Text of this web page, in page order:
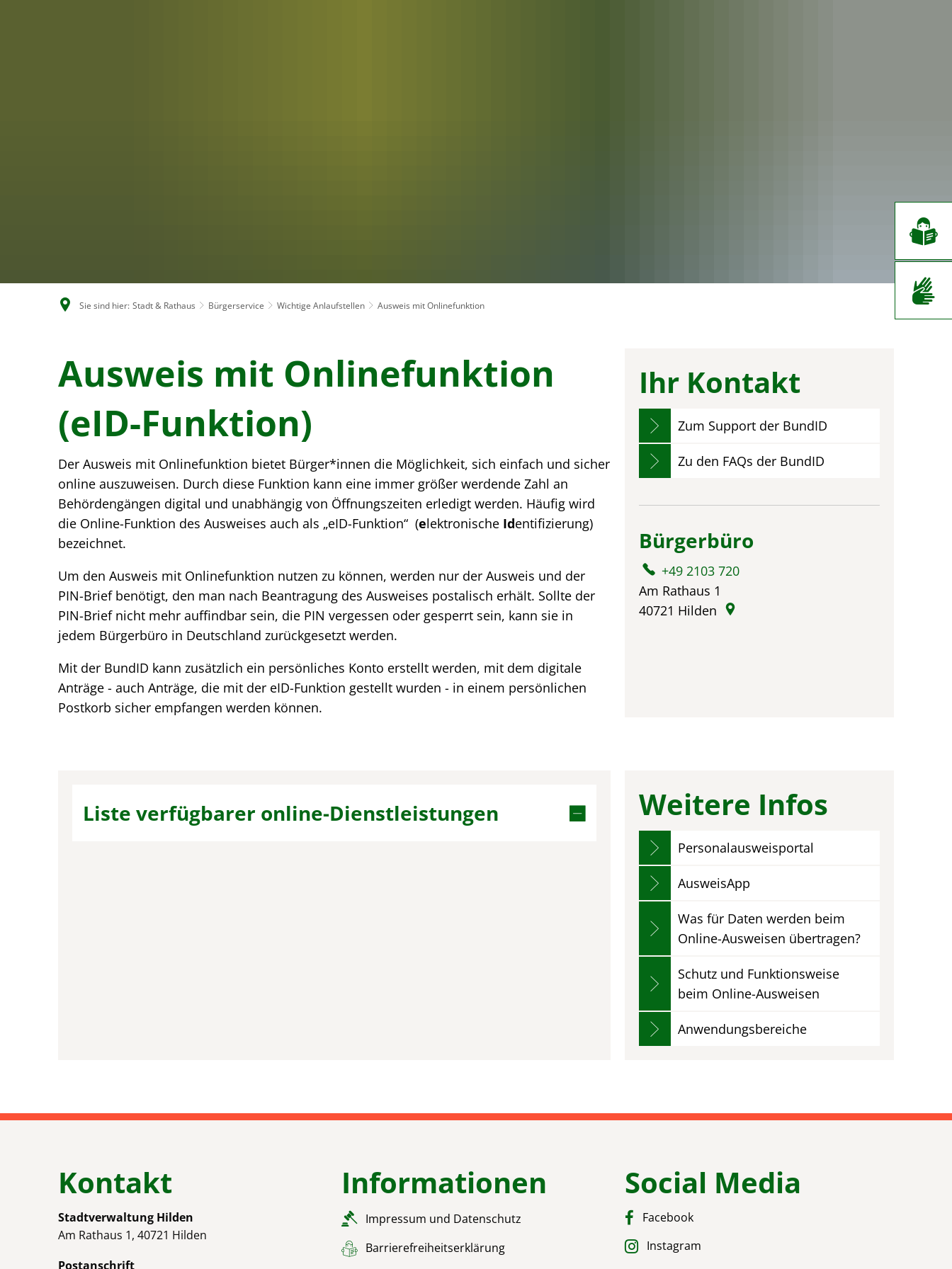
CS
Sie sind hier: Stadt & Rathaus Bürgerservice Wichtige Anlaufstellen Ausweis mit Onlinefunktion
Ausweis mit Onlinefunktion
(eID-Funktion)
Der Ausweis mit Onlinefunktion bietet Bürger*innen die Möglichkeit, sich einfach und sicher
online auszuweisen. Durch diese Funktion kann eine immer größer werdende Zahl an
Behördengängen digital und unabhängig von Öffnungszeiten erledigt werden. Häufig wird
die Online-Funktion des Ausweises auch als „eID-Funktion“ (elektronische Identifizierung)
bezeichnet.
Um den Ausweis mit Onlinefunktion nutzen zu können, werden nur der Ausweis und der
PIN-Brief benötigt, den man nach Beantragung des Ausweises postalisch erhält. Sollte der
PIN-Brief nicht mehr auffindbar sein, die PIN vergessen oder gesperrt sein, kann sie in
jedem Bürgerbüro in Deutschland zurückgesetzt werden.
Mit der BundID kann zusätzlich ein persönliches Konto erstellt werden, mit dem digitale
Anträge - auch Anträge, die mit der eID-Funktion gestellt wurden - in einem persönlichen
Postkorb sicher empfangen werden können.
Ihr Kontakt
Zum Support der BundID
Zu den FAQs der BundID
Bürgerbüro
+49 2103 720
Am Rathaus 1
40721 Hilden
Liste verfügbarer online-Dienstleistungen Weitere Infos
Personalausweisportal
AusweisApp
Was für Daten werden beim
Online-Ausweisen übertragen?
Schutz und Funktionsweise
beim Online-Ausweisen
Anwendungsbereiche
Kontakt
Stadtverwaltung Hilden
Am Rathaus 1, 40721 Hilden
Postanschrift
Informationen
Impressum und Datenschutz
Barrierefreiheitserklärung
Social Media
Facebook
Instagram